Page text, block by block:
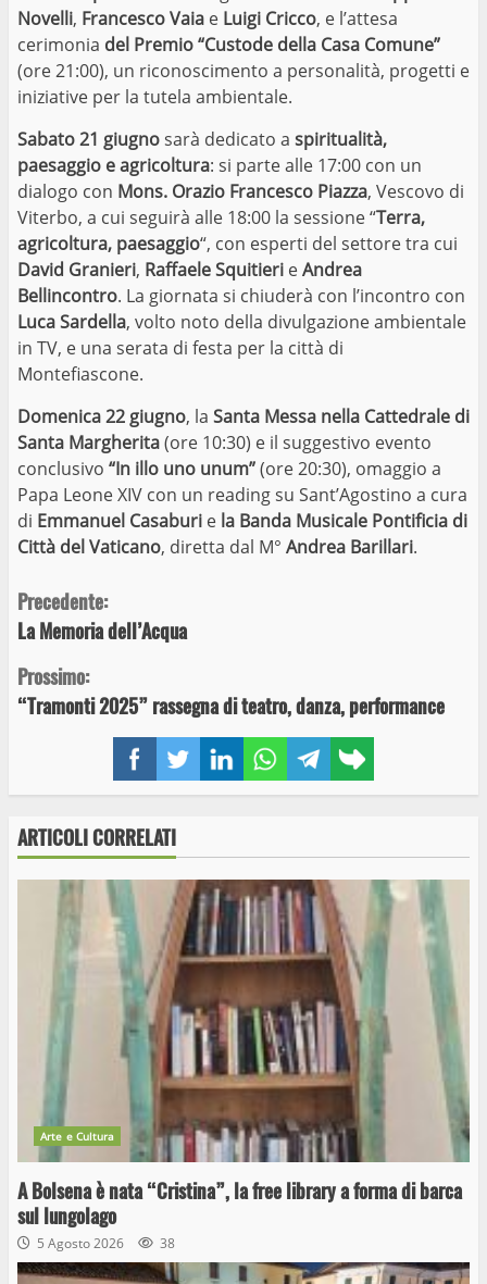
FacebookTwitterLinkedInWhatsAppTelegram
link
Novelli, Francesco Vaia e Luigi Cricco, e l’attesa
cerimonia del Premio “Custode della Casa Comune”
(ore 21:00), un riconoscimento a personalità, progetti e
iniziative per la tutela ambientale.
Sabato 21 giugnosarà dedicato a spiritualità,
paesaggio e agricoltura: si parte alle 17:00 con un
dialogo con Mons. Orazio Francesco Piazza, Vescovo di
Viterbo, a cui seguirà alle 18:00 la sessione “Terra,
agricoltura, paesaggio“, con esperti del settore tra cui
David Granieri, Raffaele Squitieri eAndrea
Bellincontro. La giornata si chiuderà con l’incontro con
Luca Sardella, volto noto della divulgazione ambientale
in TV, e una serata di festa per la città di
Montefiascone.
Domenica 22 giugno, la Santa Messa nella Cattedrale di
Santa Margherita(ore 10:30) e il suggestivo evento
conclusivo “In illo uno unum”(ore 20:30), omaggio a
Papa Leone XIV con un reading su Sant’Agostino a cura
di Emmanuel Casaburi e la Banda Musicale Pontificia di
Città del Vaticano, diretta dal M° Andrea Barillari.
Continue
Reading
Precedente:
La Memoria dell’Acqua
Prossimo:
“Tramonti 2025” rassegna di teatro, danza, performance
ARTICOLI CORRELATI
Arte e Cultura
A Bolsena è nata “Cristina”, la free library a forma di barca
sul lungolago
5 Agosto 2026 38